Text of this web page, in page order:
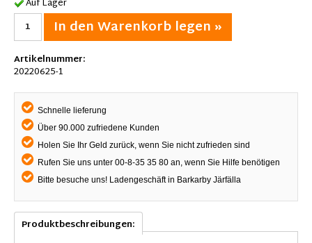
Auf Lager
In den Warenkorb legen »
Artikelnummer:
20220625-1
Schnelle lieferung
Über 90.000 zufriedene Kunden
Holen Sie Ihr Geld zurück, wenn Sie nicht zufrieden sind
Rufen Sie uns unter 00-8-35 35 80 an, wenn Sie Hilfe benötigen
Bitte besuche uns! Ladengeschäft in Barkarby Järfälla
Produktbeschreibungen: